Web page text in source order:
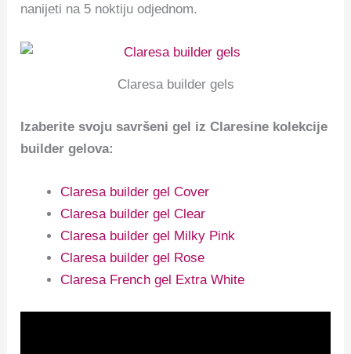
nanijeti na 5 noktiju odjednom.
Claresa builder gels
Izaberite svoju savršeni gel iz Claresine kolekcije
builder gelova:
Claresa builder gel Cover
Claresa builder gel Clear
Claresa builder gel Milky Pink
Claresa builder gel Rose
Claresa French gel Extra White